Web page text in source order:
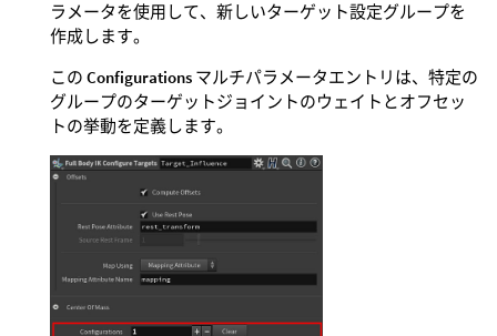
ラメータを使用して、新しいターゲット設定グループを
作成します。
この Configurations マルチパラメータエントリは、特定の
グループのターゲットジョイントのウェイトとオフセッ
トの挙動を定義します。